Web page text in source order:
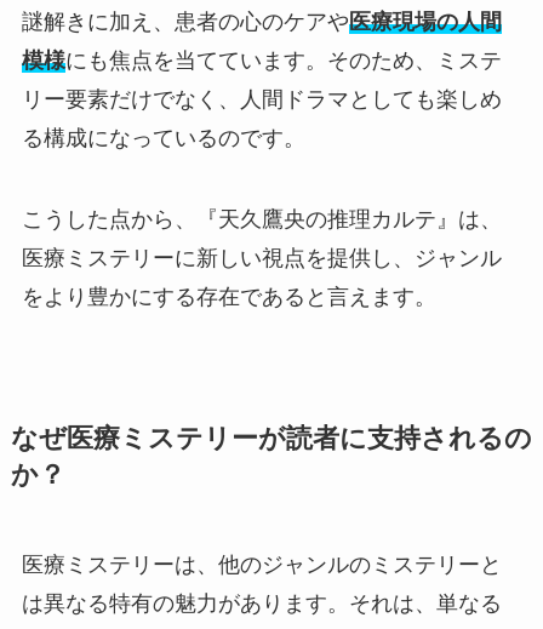
謎解きに加え、患者の心のケアや医療現場の人間
模様にも焦点を当てています。そのため、ミステ
リー要素だけでなく、人間ドラマとしても楽しめ
る構成になっているのです。
こうした点から、『天久鷹央の推理カルテ』は、
医療ミステリーに新しい視点を提供し、ジャンル
をより豊かにする存在であると言えます。
なぜ医療ミステリーが読者に支持されるの
か？
医療ミステリーは、他のジャンルのミステリーと
は異なる特有の魅力があります。それは、単なる